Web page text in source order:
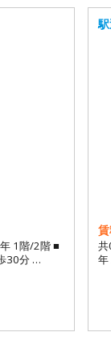
1階/2階 ■
30分 …